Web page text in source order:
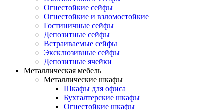
Огнестойкие сейфы
Огнестойкие и взломостойкие
Гостиничные сейфы
Депозитные сейфы
Встраиваемые сейфы
Эксклюзивные сейфы
Депозитные ячейки
Металлическая мебель
Металлические шкафы
Шкафы для офиса
Бухгалтерские шкафы
Огнестойкие шкафы